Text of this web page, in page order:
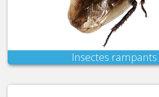
Insectes rampants